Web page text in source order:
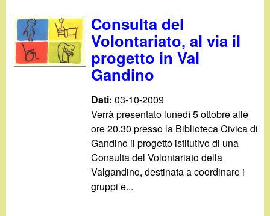
Consulta del
Volontariato, al via il
progetto in Val
Gandino
Dati:03-10-2009
Verrà presentato lunedì 5 ottobre alle
ore 20.30 presso la Biblioteca Civica di
Gandino il progetto istitutivo di una
Consulta del Volontariato della
Valgandino, destinata a coordinare i
gruppi e...